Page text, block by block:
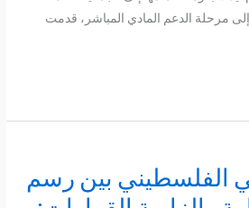
إلى مرحلة الدعم المادي المباشر، قدمت
الفلسطيني بين رسم